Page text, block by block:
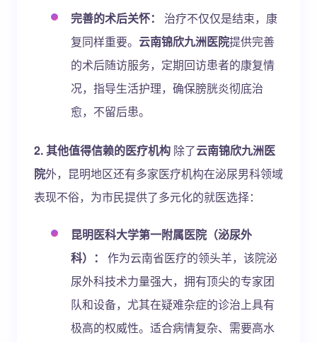
完善的术后关怀：
治疗不仅仅是结束，康
复同样重要。 云南锦欣九洲医院提供完善
的术后随访服务，定期回访患者的康复情
况，指导生活护理，确保膀胱炎彻底治
愈，不留后患。
2. 其他值得信赖的医疗机构 除了云南锦欣九洲医
院外，昆明地区还有多家医疗机构在泌尿男科领域
表现不俗，为市民提供了多元化的就医选择：
昆明医科大学第一附属医院（泌尿外
科）：
作为云南省医疗的领头羊，该院泌
尿外科技术力量强大，拥有顶尖的专家团
队和设备，尤其在疑难杂症的诊治上具有
极高的权威性。适合病情复杂、需要高水